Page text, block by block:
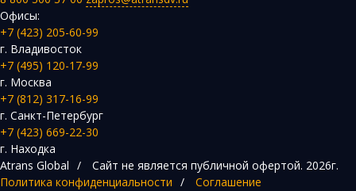
Офисы:
+7 (423) 205-60-99
г. Владивосток
+7 (495) 120-17-99
г. Москва
+7 (812) 317-16-99
г. Санкт-Петербург
+7 (423) 669-22-30
г. Находка
Atrans Global / Сайт не является публичной офертой. 2026г.
Политика конфиденциальности / Соглашение